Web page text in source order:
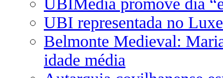
UBIMedia promove dia
UBI representada no
Belmonte Medieval:
idade média